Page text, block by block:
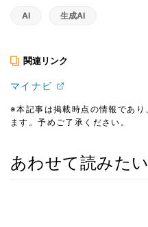
AI 生成AI
関連リンク
マイナビ
※本記事は掲載時点の情報であり
ます。予めご了承ください。
あわせて読みたい